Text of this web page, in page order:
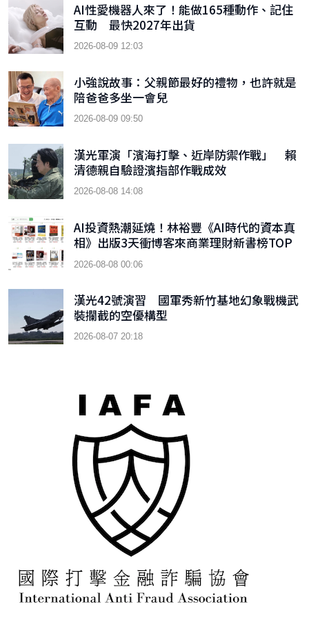
AI性愛機器人來了！能做165種動作、記住
互動 最快2027年出貨
2026-08-09 12:03
小強說故事：父親節最好的禮物，也許就是
陪爸爸多坐一會兒
2026-08-09 09:50
漢光軍演「濱海打擊、近岸防禦作戰」 賴
清德親自驗證濱指部作戰成效
2026-08-08 14:08
AI投資熱潮延燒！林裕豐《AI時代的資本真
相》出版3天衝博客來商業理財新書榜TOP
9
2026-08-08 00:06
漢光42號演習 國軍秀新竹基地幻象戰機武
裝攔截的空優構型
2026-08-07 20:18